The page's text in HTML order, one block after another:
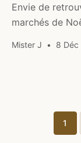
Envie de
marchés de
Mister J 8 Déc
1